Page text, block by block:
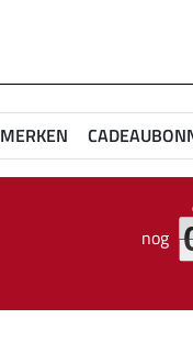
MERKEN
nog